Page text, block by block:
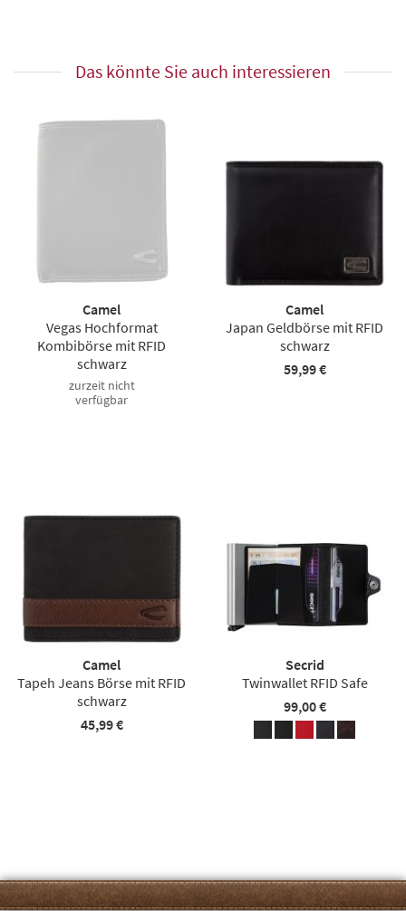
Das könnte Sie auch interessieren
Camel
Vegas Hochformat
Kombibörse mit RFID
schwarz
zurzeit nicht
verfügbar
Camel
Japan Geldbörse mit RFID
schwarz
59,99 €
Camel
Tapeh Jeans Börse mit RFID
schwarz
45,99 €
Secrid
Twinwallet RFID Safe
99,00 €